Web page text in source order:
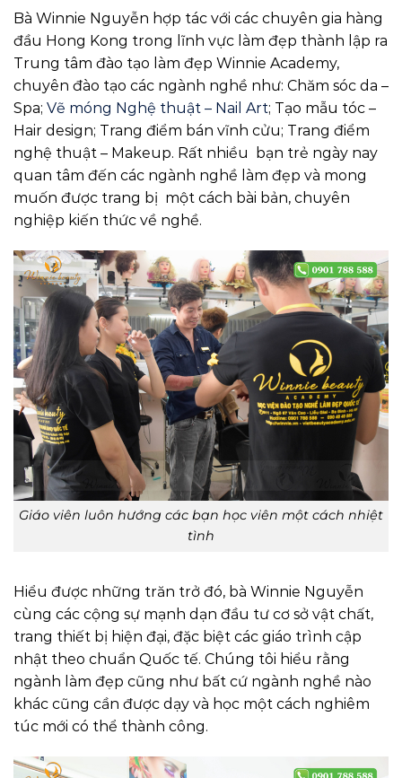
Bà Winnie Nguyễn hợp tác với các chuyên gia hàng
đầu Hong Kong trong lĩnh vực làm đẹp thành lập ra
Trung tâm đào tạo làm đẹp Winnie Academy,
chuyên đào tạo các ngành nghề như: Chăm sóc da –
Spa; Vẽ móng Nghệ thuật – Nail Art; Tạo mẫu tóc –
Hair design; Trang điểm bán vĩnh cửu; Trang điểm
nghệ thuật – Makeup. Rất nhiều bạn trẻ ngày nay
quan tâm đến các ngành nghề làm đẹp và mong
muốn được trang bị một cách bài bản, chuyên
nghiệp kiến thức về nghề.
Giáo viên luôn hướng các bạn học viên một cách nhiệt
tình
Hiểu được những trăn trở đó, bà Winnie Nguyễn
cùng các cộng sự mạnh dạn đầu tư cơ sở vật chất,
trang thiết bị hiện đại, đặc biệt các giáo trình cập
nhật theo chuẩn Quốc tế. Chúng tôi hiểu rằng
ngành làm đẹp cũng như bất cứ ngành nghề nào
khác cũng cần được dạy và học một cách nghiêm
túc mới có thể thành công.